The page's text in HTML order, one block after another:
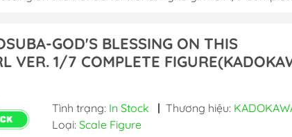
GOD'S BLESSING ON THIS
VER. 1/7 COMPLETE
Tình trạng: In Stock | Thương hiệu:
Loại: Scale Figure